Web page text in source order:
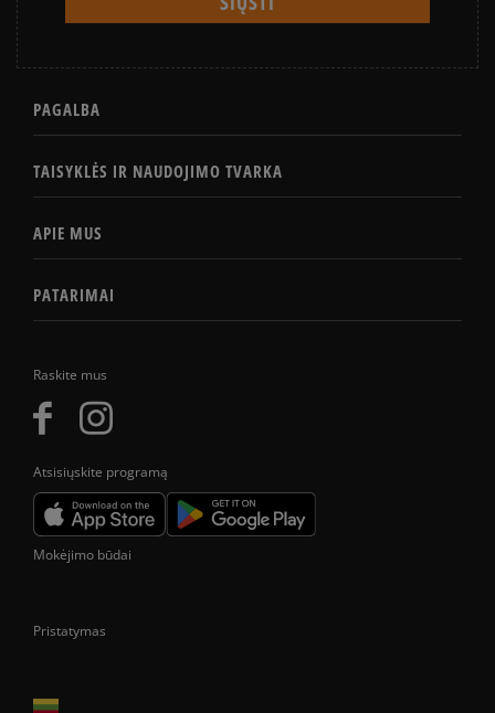
Raskite mus
Atsisiųskite programą
PAGALBA
TAISYKLĖS IR NAUDOJIMO TVARKA
APIE MUS
PATARIMAI
Mokėjimo būdai
Pristatymas